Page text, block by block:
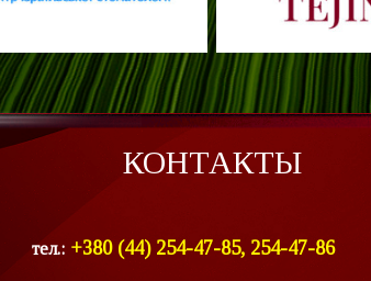
КОНТАКТЫ
тел.: +380 (44) 254-47-85, 254-47-86